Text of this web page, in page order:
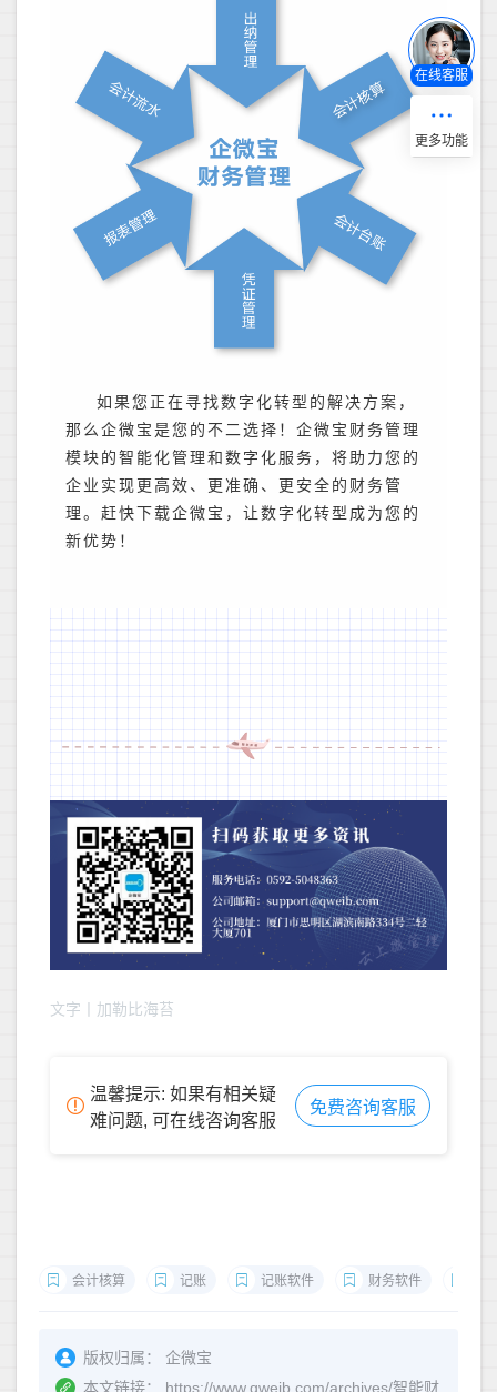
如果您正在寻找数字化转型的解决方案，
那么企微宝是您的不二选择！企微宝财务管理
模块的智能化管理和数字化服务，将助力您的
企业实现更高效、更准确、更安全的财务管
理。赶快下载企微宝，让数字化转型成为您的
新优势！
文字丨加勒比海苔
温馨提示: 如果有相关疑
难问题, 可在线咨询客服
免费咨询客服
会计核算 记账 记账软件 财务软件
版权归属：
企微宝
本文链接：
https://www.qweib.com/archives/智能财
在线客服